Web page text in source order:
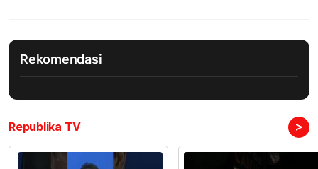
Rekomendasi
Republika TV >